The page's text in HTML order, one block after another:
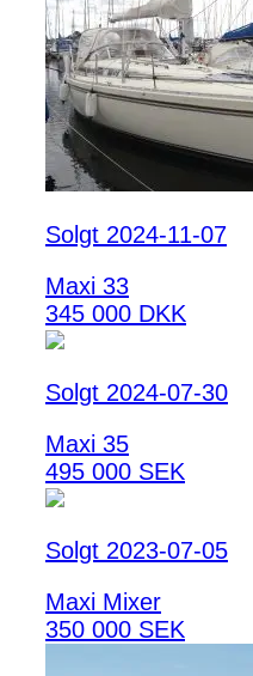
Solgt 2024-11-07
Maxi 33
345 000 DKK
Solgt 2024-07-30
Maxi 35
495 000 SEK
Solgt 2023-07-05
Maxi Mixer
350 000 SEK